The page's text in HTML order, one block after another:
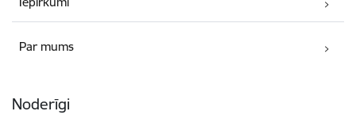
Par mums
Noderīgi